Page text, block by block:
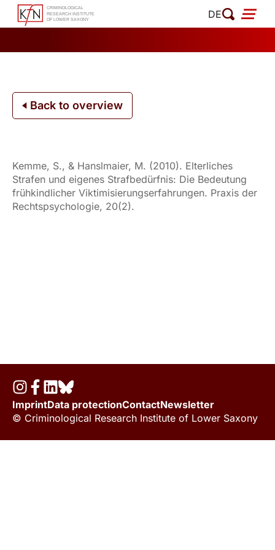
Skip
DE
Back to overview
Kemme, S., & Hanslmaier, M. (2010). Elterliches
Strafen und eigenes Strafbedürfnis: Die Bedeutung
frühkindlicher Viktimisierungserfahrungen. Praxis der
Rechtspsychologie, 20(2).
ImprintData protectionContactNewsletter
© Criminological Research Institute of Lower Saxony